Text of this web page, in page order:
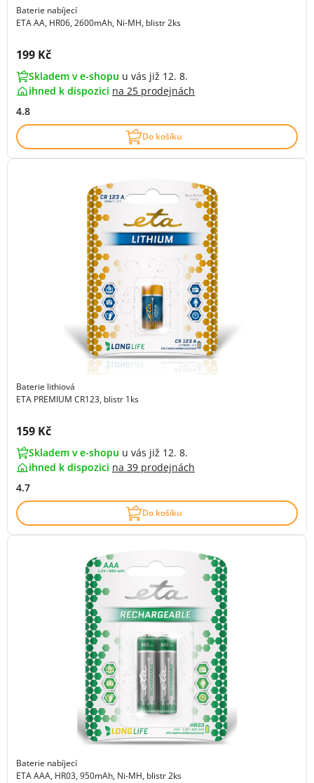
Baterie nabíjecí
ETA AA, HR06, 2600mAh, Ni-MH, blistr 2ks
Cena s DPH:
199 Kč
Skladem v e-shopu u vás již 12. 8.
ihned k dispozici na 25 prodejnách
4.8
Do košíku
Baterie lithiová
ETA PREMIUM CR123, blistr 1ks
Cena s DPH:
159 Kč
Skladem v e-shopu u vás již 12. 8.
ihned k dispozici na 39 prodejnách
4.7
Do košíku
Baterie nabíjecí
ETA AAA, HR03, 950mAh, Ni-MH, blistr 2ks